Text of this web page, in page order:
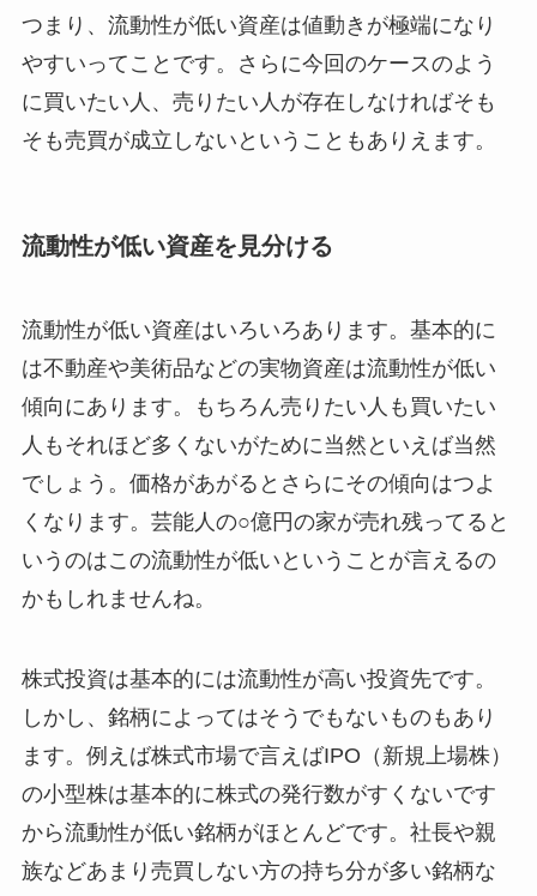
つまり、流動性が低い資産は値動きが極端になり
やすいってことです。さらに今回のケースのよう
に買いたい人、売りたい人が存在しなければそも
そも売買が成立しないということもありえます。
流動性が低い資産を見分ける
流動性が低い資産はいろいろあります。基本的に
は不動産や美術品などの実物資産は流動性が低い
傾向にあります。もちろん売りたい人も買いたい
人もそれほど多くないがために当然といえば当然
でしょう。価格があがるとさらにその傾向はつよ
くなります。芸能人の○億円の家が売れ残ってると
いうのはこの流動性が低いということが言えるの
かもしれませんね。
株式投資は基本的には流動性が高い投資先です。
しかし、銘柄によってはそうでもないものもあり
ます。例えば株式市場で言えばIPO（新規上場株）
の小型株は基本的に株式の発行数がすくないです
から流動性が低い銘柄がほとんどです。社長や親
族などあまり売買しない方の持ち分が多い銘柄な